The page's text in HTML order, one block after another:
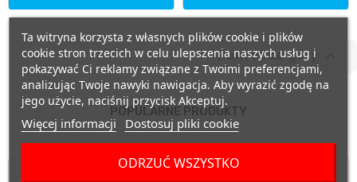
Powrót do góry
POPULARNE PRODUKTY
Ta witryna korzysta z własnych plików cookie i plików
cookie stron trzecich w celu ulepszenia naszych usług i
pokazywać Ci reklamy związane z Twoimi preferencjami,
analizując Twoje nawyki nawigacja. Aby wyrazić zgodę na
jego użycie, naciśnij przycisk Akceptuj.
Więcej informacji Dostosuj pliki cookie
ODRZUĆ WSZYSTKO